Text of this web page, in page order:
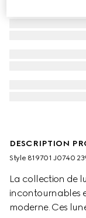
DESCRIPTION
Style ‎819701 J0740
La collection de
incontournables
moderne. Ces